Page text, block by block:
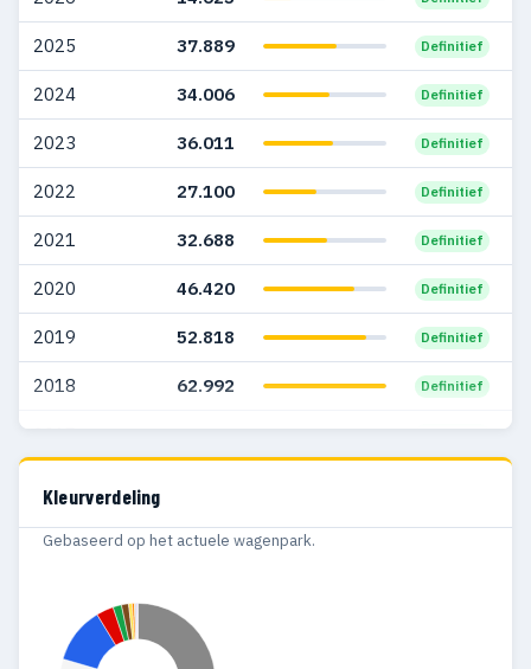
2008 25.083 7.335
2007 24.118 5.629
2006 23.364 5.971
2005 18.023 4.679
2004 13.912 3.326
2003 12.378 2.815
2002 10.525 1.550
2001 7.561 995
1999 5.815 942
1998 3.198
1.949
1995 1.677
2025 37.889 Definitief
2024 34.006 Definitief
2023 36.011 Definitief
2022 27.100 Definitief
2021 32.688 Definitief
2020 46.420 Definitief
2019 52.818 Definitief
2018 62.992 Definitief
2017 60.087
Kleurverdeling
Gebaseerd op het actuele wagenpark.